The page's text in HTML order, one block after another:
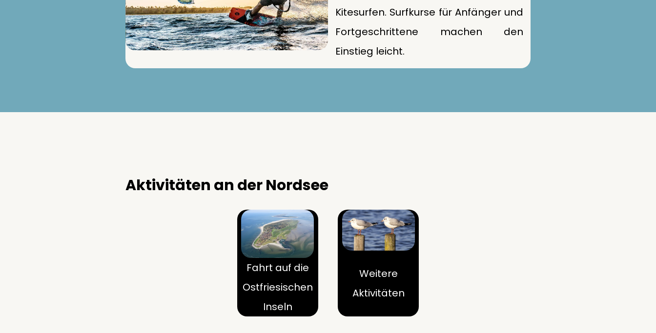
Kitesurfen. Surfkurse für Anfänger und
Fortgeschrittene machen den
Einstieg leicht.
Aktivitäten an der Nordsee
Fahrt auf die
Ostfriesischen
Inseln
Weitere
Aktivitäten